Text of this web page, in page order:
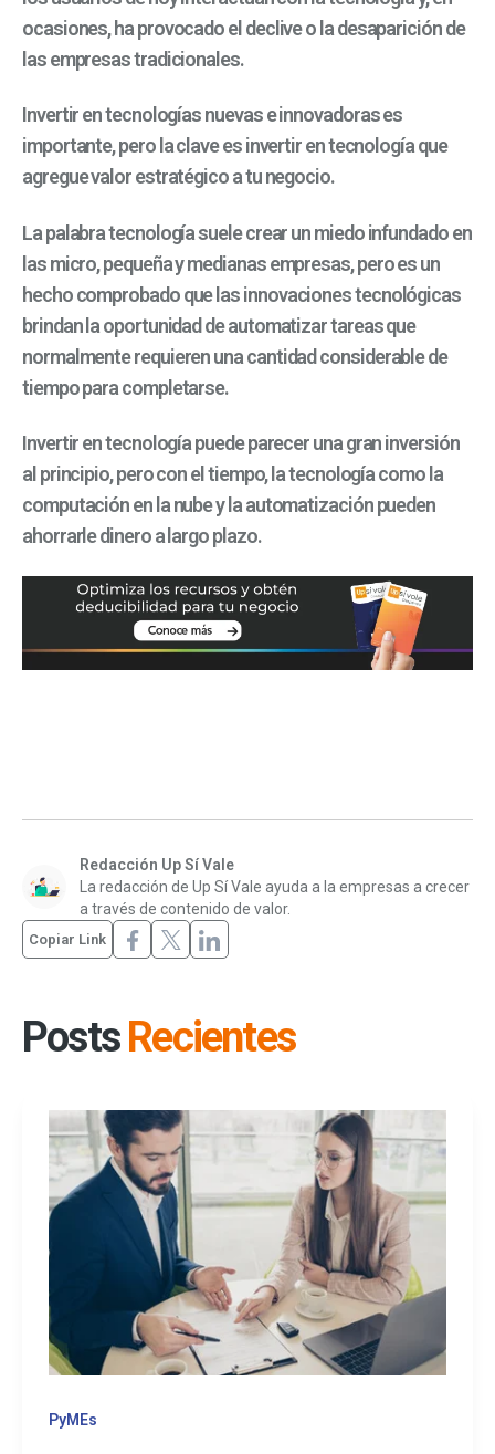
ocasiones, ha provocado el declive o la desaparición de
las empresas tradicionales.
Invertir en tecnologías nuevas e innovadoras es
importante, pero la clave es invertir en tecnología que
agregue valor estratégico a tu negocio.
La palabra tecnología suele crear un miedo infundado en
las micro, pequeña y medianas empresas, pero es un
hecho comprobado que las innovaciones tecnológicas
brindan la oportunidad de automatizar tareas que
normalmente requieren una cantidad considerable de
tiempo para completarse.
Invertir en tecnología puede parecer una gran inversión
al principio, pero con el tiempo, la tecnología como la
computación en la nube y la automatización pueden
ahorrarle dinero a largo plazo.
Redacción Up Sí Vale
La redacción de Up Sí Vale ayuda a la empresas a crecer
a través de contenido de valor.
Copiar Link
PostsRecientes
PyMEs